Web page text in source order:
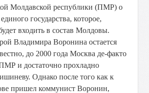
Молдавской республики (ПМР) о
государства, которое,
входить в состав Молдовы.
Владимира Воронина остается
до 2000 года Москва де-факто
и достаточно прохладно
Однако после того как к
пришел коммунист Воронин,